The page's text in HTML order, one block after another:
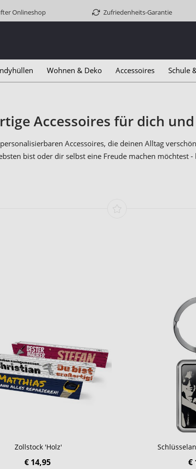
Onlineshop Zufriedenheits-Garantie
Wohnen & Deko Accessoires Schule
Accessoires für dich
Accessoires, die deinen Alltag
bist oder dir selbst eine Freude machen möchtest
Zollstock 'Holz'
€ 14,95 €